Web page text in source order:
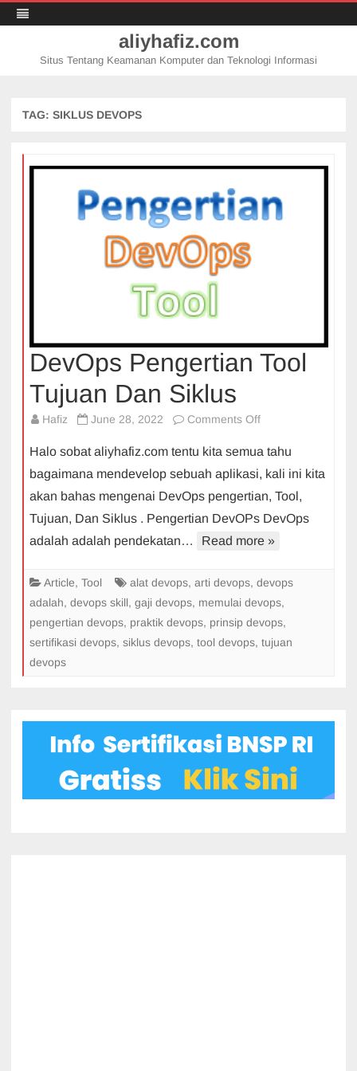
aliyhafiz.com
Situs Tentang Keamanan Komputer dan Teknologi Informasi
TAG: SIKLUS DEVOPS
DevOps Pengertian Tool
Tujuan Dan Siklus
Hafiz June 28, 2022 Comments Offon
Pengertian
Tool
Tujuan
Dan
Siklus
Halo sobat aliyhafiz.com tentu kita semua tahu
bagaimana mendevelop sebuah aplikasi, kali ini kita
akan bahas mengenai DevOps pengertian, Tool,
Tujuan, Dan Siklus . Pengertian DevOPs DevOps
adalah adalah pendekatan…
Read more »
Article, Tool alat devops, arti devops, devops
adalah, devops skill, gaji devops, memulai devops,
pengertian devops, praktik devops, prinsip devops,
sertifikasi devops, siklus devops, tool devops, tujuan
devops